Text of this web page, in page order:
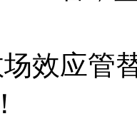
效应管